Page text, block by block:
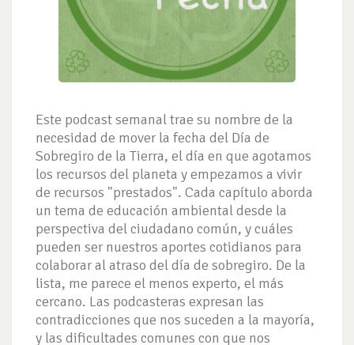
Este podcast semanal trae su nombre de la
necesidad de mover la fecha del Día de
Sobregiro de la Tierra, el día en que agotamos
los recursos del planeta y empezamos a vivir
de recursos "prestados". Cada capítulo aborda
un tema de educación ambiental desde la
perspectiva del ciudadano común, y cuáles
pueden ser nuestros aportes cotidianos para
colaborar al atraso del día de sobregiro. De la
lista, me parece el menos experto, el más
cercano. Las podcasteras expresan las
contradicciones que nos suceden a la mayoría,
y las dificultades comunes con que nos